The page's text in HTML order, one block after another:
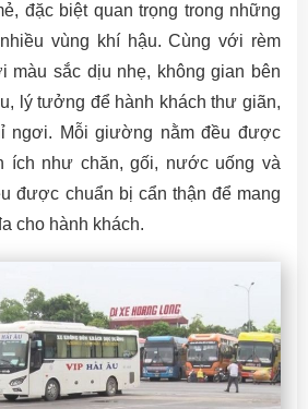
đặc biệt quan trọng trong những
vùng khí hậu. Cùng với rèm
màu sắc dịu nhẹ, không gian bên
lý tưởng để hành khách thư giãn,
ngơi. Mỗi giường nằm đều được
ích như chăn, gối, nước uống và
được chuẩn bị cẩn thận để mang
cho hành khách.